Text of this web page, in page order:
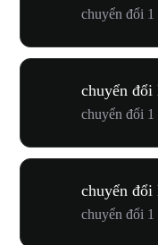
chuyển đổi
chuyển
chuyển đổi
chuyển
chuyển đổi